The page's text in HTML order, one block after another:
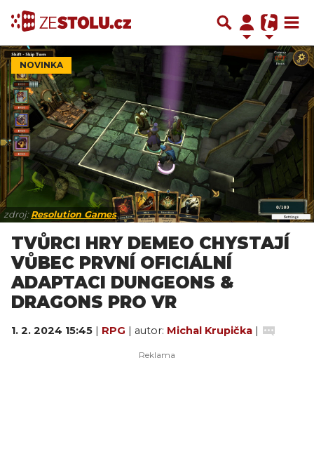
NOVINKA
zdroj: Resolution Games
TVŮRCI HRY DEMEO CHYSTAJÍ
VŮBEC PRVNÍ OFICIÁLNÍ
ADAPTACI DUNGEONS &
DRAGONS PRO VR
1. 2. 2024 15:45 | RPG | autor: Michal Krupička |